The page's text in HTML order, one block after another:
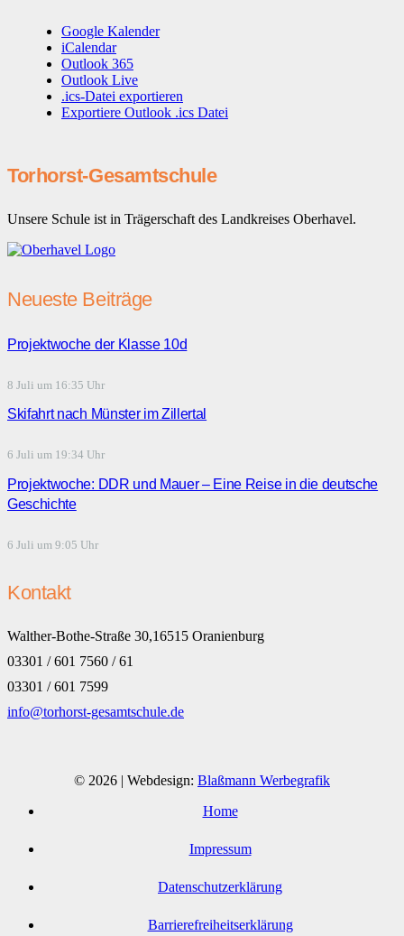
Google Kalender
iCalendar
Outlook 365
Outlook Live
.ics-Datei exportieren
Exportiere Outlook .ics Datei
Torhorst-Gesamtschule
Unsere Schule ist in Trägerschaft des Landkreises Oberhavel.
Neueste Beiträge
Projektwoche der Klasse 10d
8 Juli um 16:35 Uhr
Skifahrt nach Münster im Zillertal
6 Juli um 19:34 Uhr
Projektwoche: DDR und Mauer – Eine Reise in die deutsche
Geschichte
6 Juli um 9:05 Uhr
Kontakt
Walther-Bothe-Straße 30,16515 Oranienburg
03301 / 601 7560 / 61
03301 / 601 7599
info@torhorst-gesamtschule.de
© 2026 | Webdesign: Blaßmann Werbegrafik
Home
Impressum
Datenschutzerklärung
Barrierefreiheitserklärung